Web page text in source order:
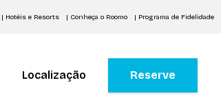
| Hotéis e Resorts | Conheça o Roomo | Programa de Fidelidade
Localização Reserve